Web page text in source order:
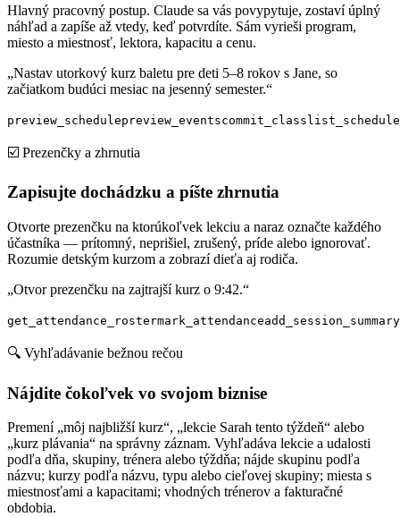
Hlavný pracovný postup. Claude sa vás povypytuje, zostaví úplný
náhľad a zapíše až vtedy, keď potvrdíte. Sám vyrieši program,
miesto a miestnosť, lektora, kapacitu a cenu.
„Nastav utorkový kurz baletu pre deti 5–8 rokov s Jane, so
začiatkom budúci mesiac na jesenný semester.“
preview_schedulepreview_eventscommit_class
☑️ Prezenčky a zhrnutia
Zapisujte dochádzku a píšte zhrnutia
Otvorte prezenčku na ktorúkoľvek lekciu a naraz označte každého
účastníka — prítomný, neprišiel, zrušený, príde alebo ignorovať.
Rozumie detským kurzom a zobrazí dieťa aj rodiča.
„Otvor prezenčku na zajtrajší kurz o 9:42.“
get_attendance_rostermark_attendanceadd_session_summary
🔍 Vyhľadávanie bežnou rečou
Nájdite čokoľvek vo svojom biznise
Premení „môj najbližší kurz“, „lekcie Sarah tento týždeň“ alebo
„kurz plávania“ na správny záznam. Vyhľadáva lekcie a udalosti
podľa dňa, skupiny, trénera alebo týždňa; nájde skupinu podľa
názvu; kurzy podľa názvu, typu alebo cieľovej skupiny; miesta s
miestnosťami a kapacitami; vhodných trénerov a fakturačné
obdobia.